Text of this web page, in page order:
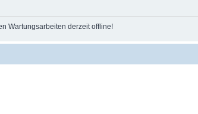
Wartungsarbeiten derzeit offline!